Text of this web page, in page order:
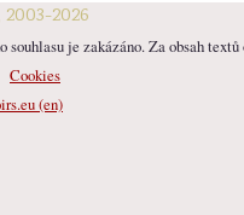
2026
souhlasu je zakázáno. Za obsah
Cookies
(en)